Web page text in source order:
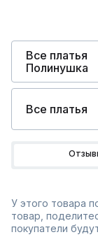
Все платья
Полинушка
Все платья
У этого товара
товар,
покупатели